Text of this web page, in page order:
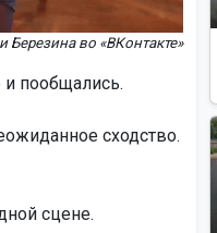
Березина во «ВКонтакте»
пообщались.
сходство.
сцене.